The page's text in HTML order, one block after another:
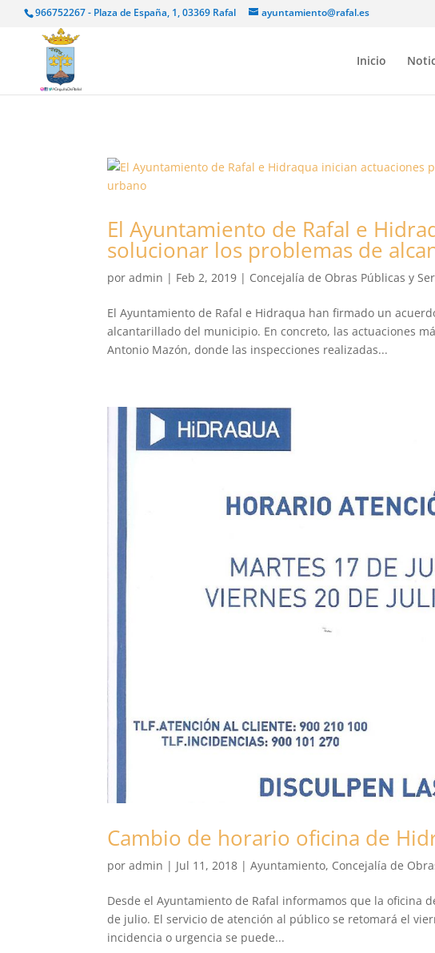
966752267 - Plaza de España, 1, 03369 Rafal ayuntamiento@rafal.es
Inicio
El Ayuntamiento de Rafal e
solucionar los problemas de
poradmin | Feb 2, 2019 | Concejalía de Obras Públicas y
El Ayuntamiento de Rafal e Hidraqua han firmado un
alcantarillado del municipio. En concreto, las actuaciones
Antonio Mazón, donde las inspecciones realizadas...
Cambio de horario oficina de
poradmin | Jul 11, 2018 |Ayuntamiento, Concejalía de
Desde el Ayuntamiento de Rafal informamos que la oficina
de julio. El servicio de atención al público se retomará el
incidencia o urgencia se puede...